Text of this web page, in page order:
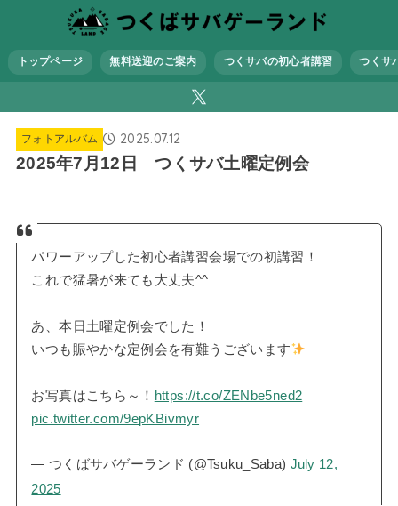
トップページ 無料送迎のご案内 つくサバの初心者講習 つくサ
フォトアルバム 2025.07.12
2025年7月12日 つくサバ土曜定例会
パワーアップした初心者講習会場での初講習！
これで猛暑が来ても大丈夫^^
あ、本日土曜定例会でした！
いつも賑やかな定例会を有難うございます
お写真はこちら～！ https://t.co/ZENbe5ned2
pic.twitter.com/9epKBivmyr
— つくばサバゲーランド (@Tsuku_Saba) July 12,
2025